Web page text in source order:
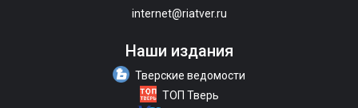
internet@riatver.ru
Наши издания
Тверские ведомости
ТОП Тверь